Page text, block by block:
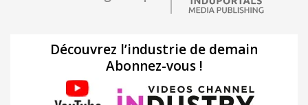
Découvrez l’industrie de demain
Abonnez-vous !